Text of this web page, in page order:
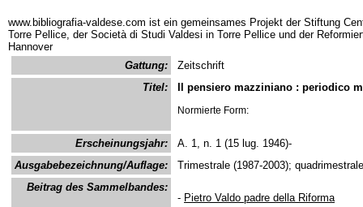
www.bibliografia-valdese.com ist ein gemeinsames Projekt der Stiftung
Torre Pellice, der Società di Studi Valdesi in Torre Pellice und der
Hannover
Gattung:
Zeitschrift
Titel:
Il pensiero mazziniano : periodico
Normierte Form:
Erscheinungsjahr:
A. 1, n. 1 (15 lug. 1946)-
Ausgabebezeichnung/Auflage:
Trimestrale (1987-2003);
Beitrag des Sammelbandes:
- Pietro Valdo padre della Riforma